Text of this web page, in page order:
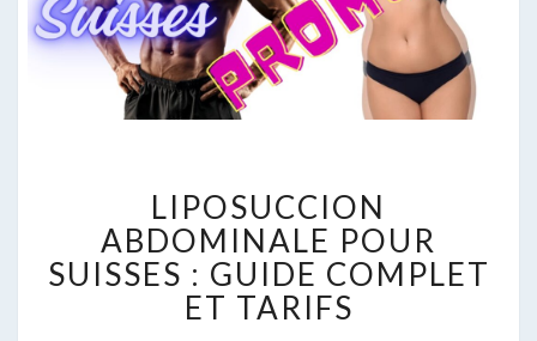
ABDOMINALE
POUR
SUISSES
GUIDE
LIPOSUCCION
ABDOMINALE POUR
SUISSES : GUIDE COMPLET
ET TARIFS